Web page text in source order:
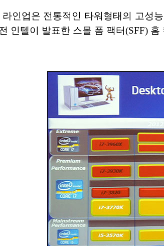
인업은 전통적인 타워형태의 고성
인텔이 발표한 스몰 폼 팩터(SFF)